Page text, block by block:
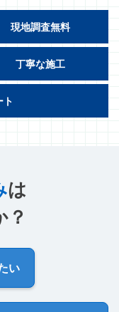
現地調査無料
丁寧な施工
は
い